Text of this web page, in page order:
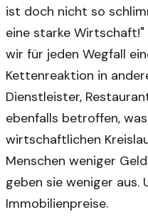
ist doch nicht so
eine starke
wir für jeden Wegfall
Kettenreaktion in
Dienstleister,
ebenfalls betroffen,
wirtschaftlichen
Menschen weniger
geben sie weniger
Immobilienpreise.